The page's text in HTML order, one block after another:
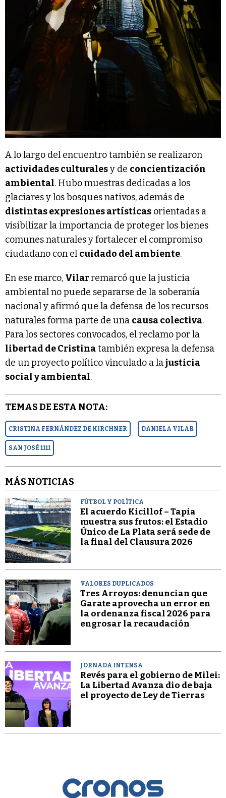
A lo largo del encuentro también se realizaron
actividades culturalesy de concientización
ambiental. Hubo muestras dedicadas a los
glaciares y los bosques nativos, además de
distintas expresiones artísticas orientadas a
visibilizar la importancia de proteger los bienes
comunes naturales y fortalecer el compromiso
ciudadano con el cuidado del ambiente.
En ese marco, Vilarremarcó que la justicia
ambiental no puede separarse de la soberanía
nacional y afirmó que la defensa de los recursos
naturales forma parte de una causa colectiva.
Para los sectores convocados, el reclamo por la
libertad de Cristinatambién expresa la defensa
de un proyecto político vinculado a lajusticia
social y ambiental.
TEMAS DE ESTA NOTA:
CRISTINA FERNÁNDEZ DE KIRCHNER DANIELA VILAR
SAN JOSÉ 1111
MÁS NOTICIAS
FÚTBOL Y POLÍTICA
El acuerdo Kicillof – Tapia
muestra sus frutos: el Estadio
Único de La Plata será sede de
la final del Clausura 2026
VALORES DUPLICADOS
Tres Arroyos: denuncian que
Garate aprovecha un error en
la ordenanza fiscal 2026 para
engrosar la recaudación
JORNADA INTENSA
Revés para el gobierno de Milei:
La Libertad Avanza dio de baja
el proyecto de Ley de Tierras